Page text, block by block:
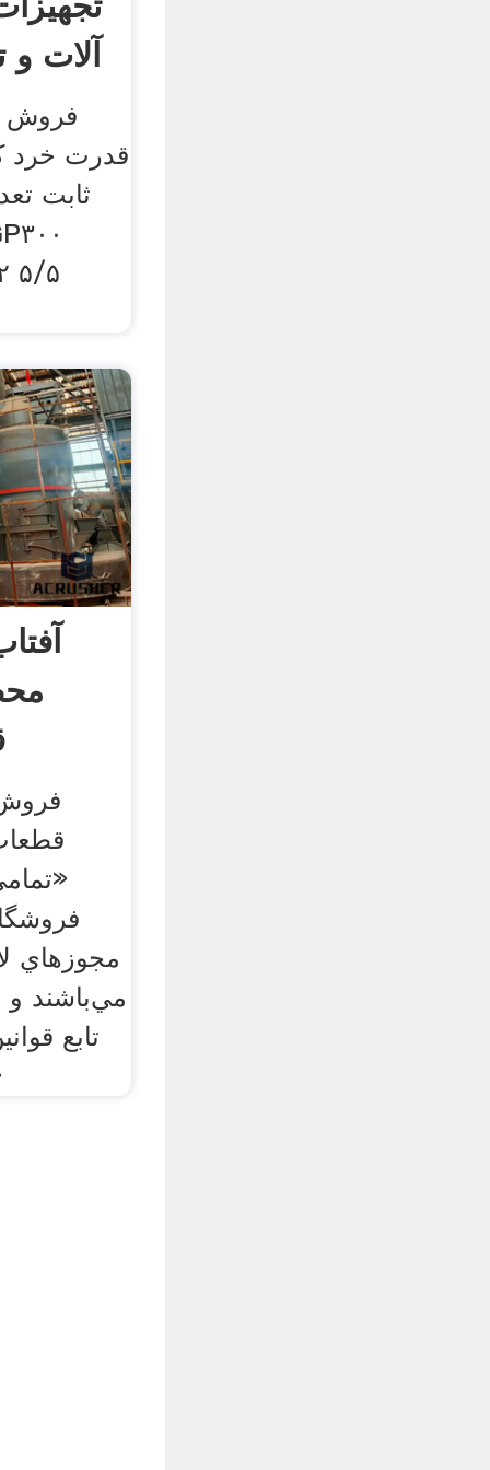
آلات و
فروش
قدرت خرد
ثابت
مجوزهاي
مي‌باشند
تابع